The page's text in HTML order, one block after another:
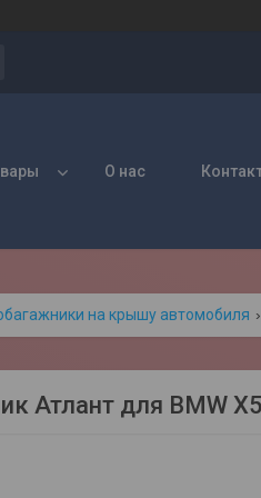
О нас
на крышу автомобиля
Атлант для BMW